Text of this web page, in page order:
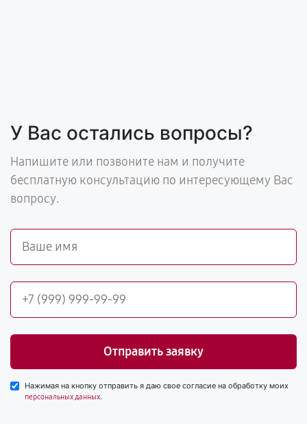
У Вас остались вопросы?
Напишите или позвоните нам и получите
бесплатную консультацию по интересующему Вас
вопросу.
Отправить заявку
Нажимая на кнопку отправить я даю свое согласие на обработку моих
персональных данных.